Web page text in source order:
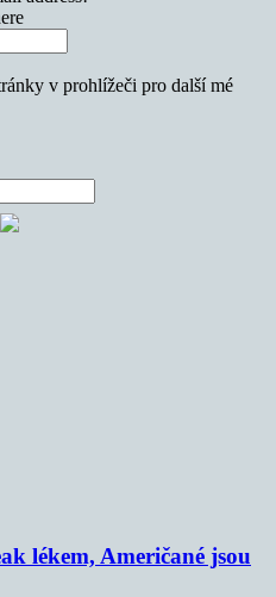
v prohlížeči pro další mé
lékem, Američané jsou